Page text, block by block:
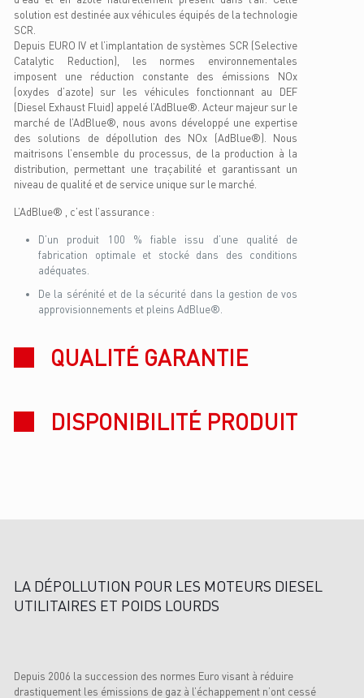
solution est destinée aux véhicules équipés de la technologie
SCR.
Depuis EURO IV et l’implantation de systèmes SCR (Selective
Catalytic Reduction), les normes environnementales
imposent une réduction constante des émissions NOx
(oxydes d’azote) sur les véhicules fonctionnant au DEF
(Diesel Exhaust Fluid) appelé l’AdBlue®. Acteur majeur sur le
marché de l’AdBlue®, nous avons développé une expertise
des solutions de dépollution des NOx (AdBlue®). Nous
maitrisons l’ensemble du processus, de la production à la
distribution, permettant une traçabilité et garantissant un
niveau de qualité et de service unique sur le marché.
L’AdBlue® , c’est l’assurance :
D’un produit 100 % fiable issu d’une qualité de
fabrication optimale et stocké dans des conditions
adéquates.
De la sérénité et de la sécurité dans la gestion de vos
approvisionnements et pleins AdBlue®.
QUALITÉ GARANTIE
DISPONIBILITÉ PRODUIT
LA DÉPOLLUTION POUR LES MOTEURS DIESEL
UTILITAIRES ET POIDS LOURDS
Depuis 2006 la succession des normes Euro visant à réduire
drastiquement les émissions de gaz à l’échappement n’ont cessé